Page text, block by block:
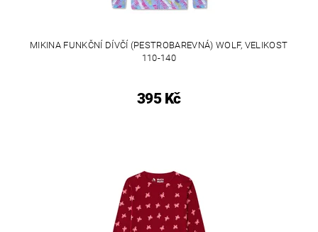
MIKINA FUNKČNÍ DÍVČÍ (PESTROBAREVNÁ) WOLF, VELIKOST
110-140
395 Kč